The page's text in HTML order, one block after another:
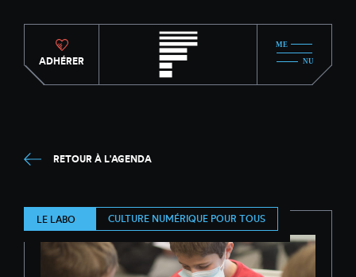
ADHÉRER
RETOUR À L'AGENDA
LE LABO CULTURE NUMÉRIQUE POUR TOUS